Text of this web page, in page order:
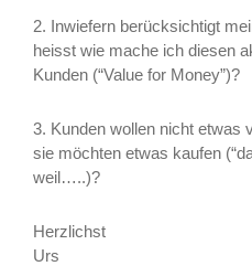
2. Inwiefern berücksichtigt
heisst wie mache ich diesen
Kunden (“Value for Money”)?
3. Kunden wollen nicht etwas
sie möchten etwas kaufen
weil…..)?
Herzlichst
Urs